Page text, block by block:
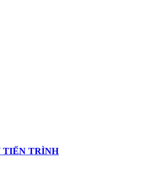
TIẾN TRÌNH